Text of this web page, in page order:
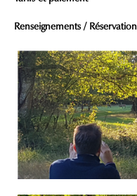
Renseignements / Réservation